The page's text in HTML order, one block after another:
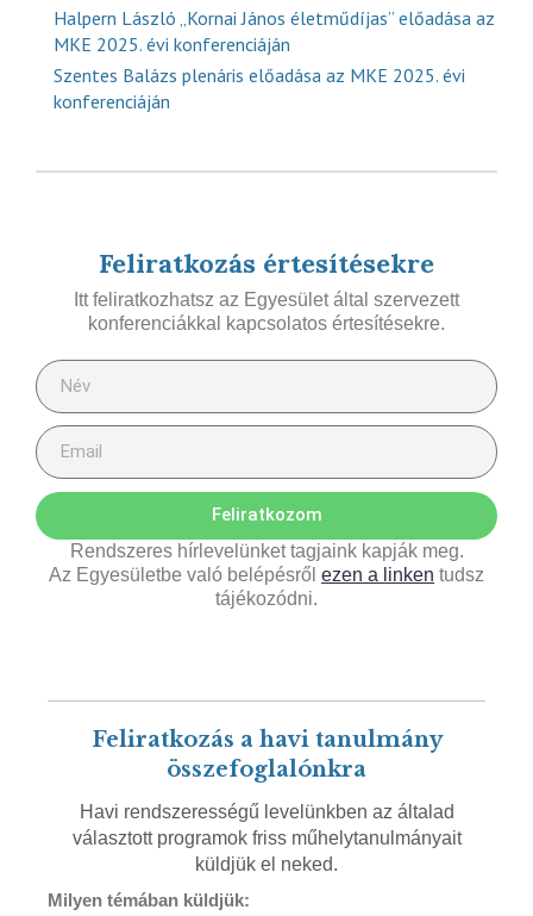
Halpern László „Kornai János életműdíjas” előadása az
MKE 2025. évi konferenciáján
Szentes Balázs plenáris előadása az MKE 2025. évi
konferenciáján
Feliratkozás értesítésekre
Itt feliratkozhatsz az Egyesület által szervezett
konferenciákkal kapcsolatos értesítésekre.
Feliratkozom
Rendszeres hírlevelünket tagjaink kapják meg.
Az Egyesületbe való belépésről ezen a linken tudsz
tájékozódni.
Feliratkozás a havi tanulmány
összefoglalónkra
Havi rendszerességű levelünkben az általad
választott programok friss műhelytanulmányait
küldjük el neked.
Milyen témában küldjük: